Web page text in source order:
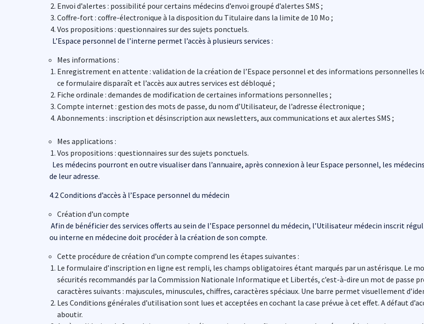
Envoi d’alertes : possibilité pour certains médecins d’envoi groupé d’alertes SMS ;
Coffre-fort : coffre-électronique à la disposition du Titulaire dans la limite de 10 Mo ;
Vos propositions : questionnaires sur des sujets ponctuels.
L’Espace personnel de l’interne permet l’accès à plusieurs services :
Mes informations :
Enregistrement en attente : validation de la création de l’Espace personnel et des informations personnelles
ce formulaire disparaît et l’accès aux autres services est débloqué ;
Fiche ordinale : demandes de modification de certaines informations personnelles ;
Compte internet : gestion des mots de passe, du nom d’Utilisateur, de l’adresse électronique ;
Abonnements : inscription et désinscription aux newsletters, aux communications et aux alertes SMS ;
Mes applications :
Vos propositions : questionnaires sur des sujets ponctuels.
Les médecins pourront en outre visualiser dans l’annuaire, après connexion à leur Espace personnel, les
de leur adresse.
4.2 Conditions d’accès à l’Espace personnel du médecin
Création d’un compte
Afin de bénéficier des services offerts au sein de l’Espace personnel du médecin, l’Utilisateur médecin inscrit
ou interne en médecine doit procéder à la création de son compte.
Cette procédure de création d’un compte comprend les étapes suivantes :
Le formulaire d’inscription en ligne est rempli, les champs obligatoires étant marqués par un astérisque. Le
sécurités recommandés par la Commission Nationale Informatique et Libertés, c’est-à-dire un mot de passe
caractères suivants : majuscules, minuscules, chiffres, caractères spéciaux. Une barre permet visuellement
Les Conditions générales d’utilisation sont lues et acceptées en cochant la case prévue à cet effet. A défaut
aboutir.